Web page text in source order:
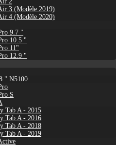
3 (Modèle 2019)
4 (Modèle 2020)
9.7 "
10.5 "
11"
12.9 "
" N5100
S
Tab A - 2015
Tab A - 2016
Tab A - 2018
Tab A - 2019